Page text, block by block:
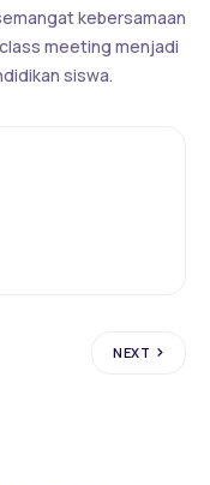
kebersamaan
meeting menjadi
siswa.
NEXT